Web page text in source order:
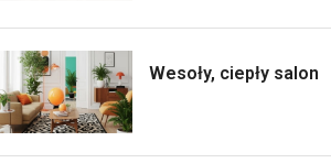
Wesoły, ciepły salon